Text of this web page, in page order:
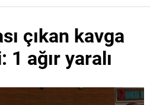
çıkan kavga
1 ağır yaralı